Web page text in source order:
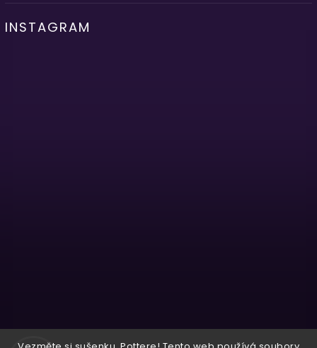
INSTAGRAM
Sledovat na Instagramu